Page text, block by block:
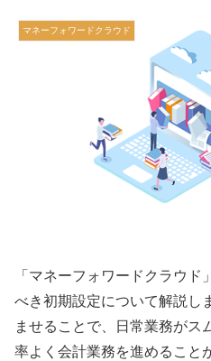
マネーフォワードクラウド
「マネーフォワードクラウド
べき初期設定について解説し
ませることで、日常業務がス
率よく会計業務を進めること